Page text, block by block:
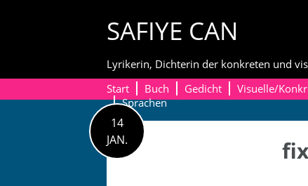
SAFIYE CAN
Lyrikerin, Dichterin der konkreten und
Start
Buch Gedicht Visuelle/
Sprachen
14
JAN.